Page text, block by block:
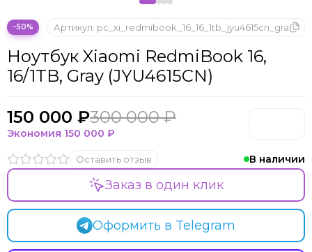
ONYX BOOX
Oukitel
Pico
POCO
Sony
Whoop
Xiaomi
−50%
В наличии
Ноутбук Xiaomi RedmiBook 16,
16/1TB, Gray (JYU4615CN)
Артикул: pc_xi_redmibook_16_16_1tb_jyu4615cn_gra
Оставить отзыв
150 000 ₽300 000 ₽
Экономия 150 000 ₽
Оформить в Telegram
Заказ в один клик